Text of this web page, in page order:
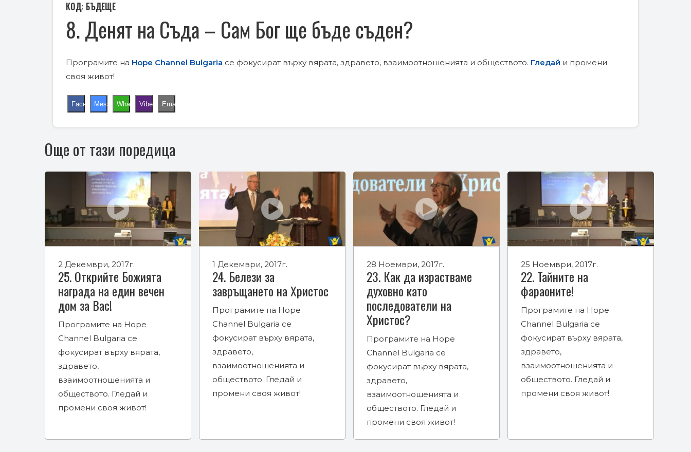
КОД: БЪДЕЩЕ
8. Денят на Съда – Сам Бог ще бъде съден?
Програмите на Hope Channel Bulgaria се фокусират върху вярата, здравето, взаимоотношенията и обществото. Гледай и промени
своя живот!
FacebookMessengerWhatsApp
Viber Email
Още от тази поредица
2 Декември, 2017г.
25. Открийте Божията
награда на един вечен
дом за Вас!
Програмите на Hope
Channel Bulgaria се
фокусират върху вярата,
здравето,
взаимоотношенията и
обществото. Гледай и
промени своя живот!
1 Декември, 2017г.
24. Белези за
завръщането на Христос
Програмите на Hope
Channel Bulgaria се
фокусират върху вярата,
здравето,
взаимоотношенията и
обществото. Гледай и
промени своя живот!
28 Ноември, 2017г.
23. Как да израстваме
духовно като
последователи на
Христос?
Програмите на Hope
Channel Bulgaria се
фокусират върху вярата,
здравето,
взаимоотношенията и
обществото. Гледай и
промени своя живот!
25 Ноември, 2017г.
22. Тайните на
фараоните!
Програмите на Hope
Channel Bulgaria се
фокусират върху вярата,
здравето,
взаимоотношенията и
обществото. Гледай и
промени своя живот!